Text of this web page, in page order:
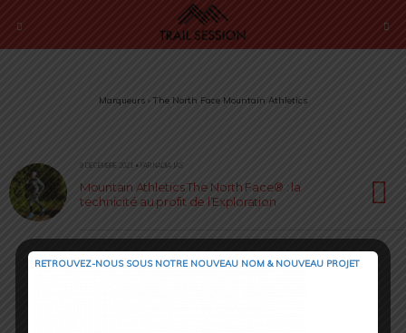
Marqueurs › The North Face Mountain Athletics
9 DÉCEMBRE 2021 • PAR NADIA JAS
Mountain Athletics The North Face® : la
technicité au profit de l’Exploration
RETROUVEZ-NOUS SOUS NOTRE NOUVEAU NOM & NOUVEAU PROJET